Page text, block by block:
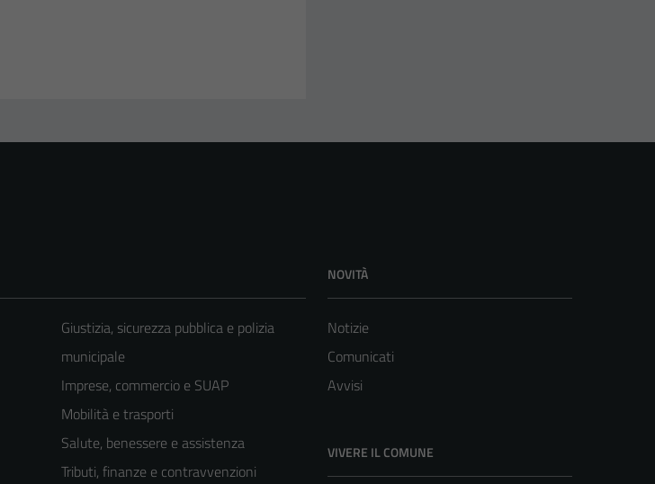
Giustizia, sicurezza pubblica e polizia
municipale
Imprese, commercio e SUAP
Mobilità e trasporti
Salute, benessere e assistenza
Tributi, finanze e contravvenzioni
NOVITÀ
Notizie
Comunicati
Avvisi
VIVERE IL COMUNE